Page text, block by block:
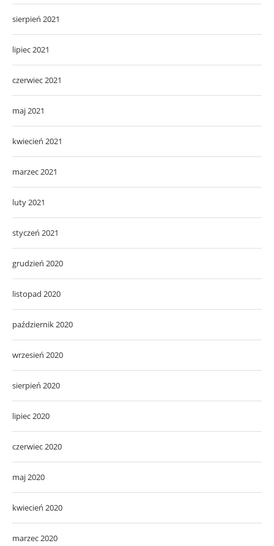
sierpień 2021
lipiec 2021
czerwiec 2021
maj 2021
kwiecień 2021
marzec 2021
luty 2021
styczeń 2021
grudzień 2020
listopad 2020
październik 2020
wrzesień 2020
sierpień 2020
lipiec 2020
czerwiec 2020
maj 2020
kwiecień 2020
marzec 2020